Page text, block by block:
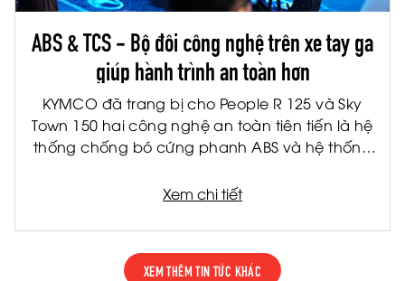
ABS & TCS - Bộ đôi công nghệ trên xe tay ga
giúp hành trình an toàn hơn
KYMCO đã trang bị cho People R 125 và Sky
Town 150 hai công nghệ an toàn tiên tiến là hệ
thống chống bó cứng phanh ABS và hệ thống
được ứng dụng rộng rãi trên các dòng xe cao
giảm thiểu rủi ro trong nhiều tình huống vận
hành thực tế.
Xem chi tiết
XEM THÊM TIN TỨC KHÁC